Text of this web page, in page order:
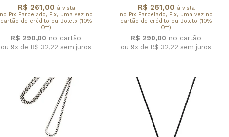
R$ 261,00 à vista
no Pix Parcelado, Pix, uma vez no
cartão de crédito ou Boleto (10%
Off)
R$ 290,00
ou 9x de R$ 32,22 sem juros
R$ 261,00 à vista
no Pix Parcelado, Pix, uma vez no
cartão de crédito ou Boleto (10%
Off)
R$ 290,00
ou 9x de R$ 32,22 sem juros